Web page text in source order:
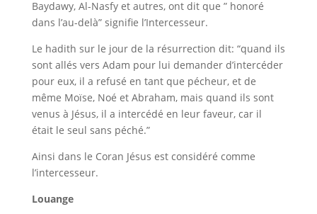
Baydawy, Al-Nasfy et autres, ont dit que ” honoré
dans l’au-delà” signifie l’Intercesseur.
Le hadith sur le jour de la résurrection dit: “quand ils
sont allés vers Adam pour lui demander d’intercéder
pour eux, il a refusé en tant que pécheur, et de
même Moïse, Noé et Abraham, mais quand ils sont
venus à Jésus, il a intercédé en leur faveur, car il
était le seul sans péché.”
Ainsi dans le Coran Jésus est considéré comme
l’intercesseur.
Louange